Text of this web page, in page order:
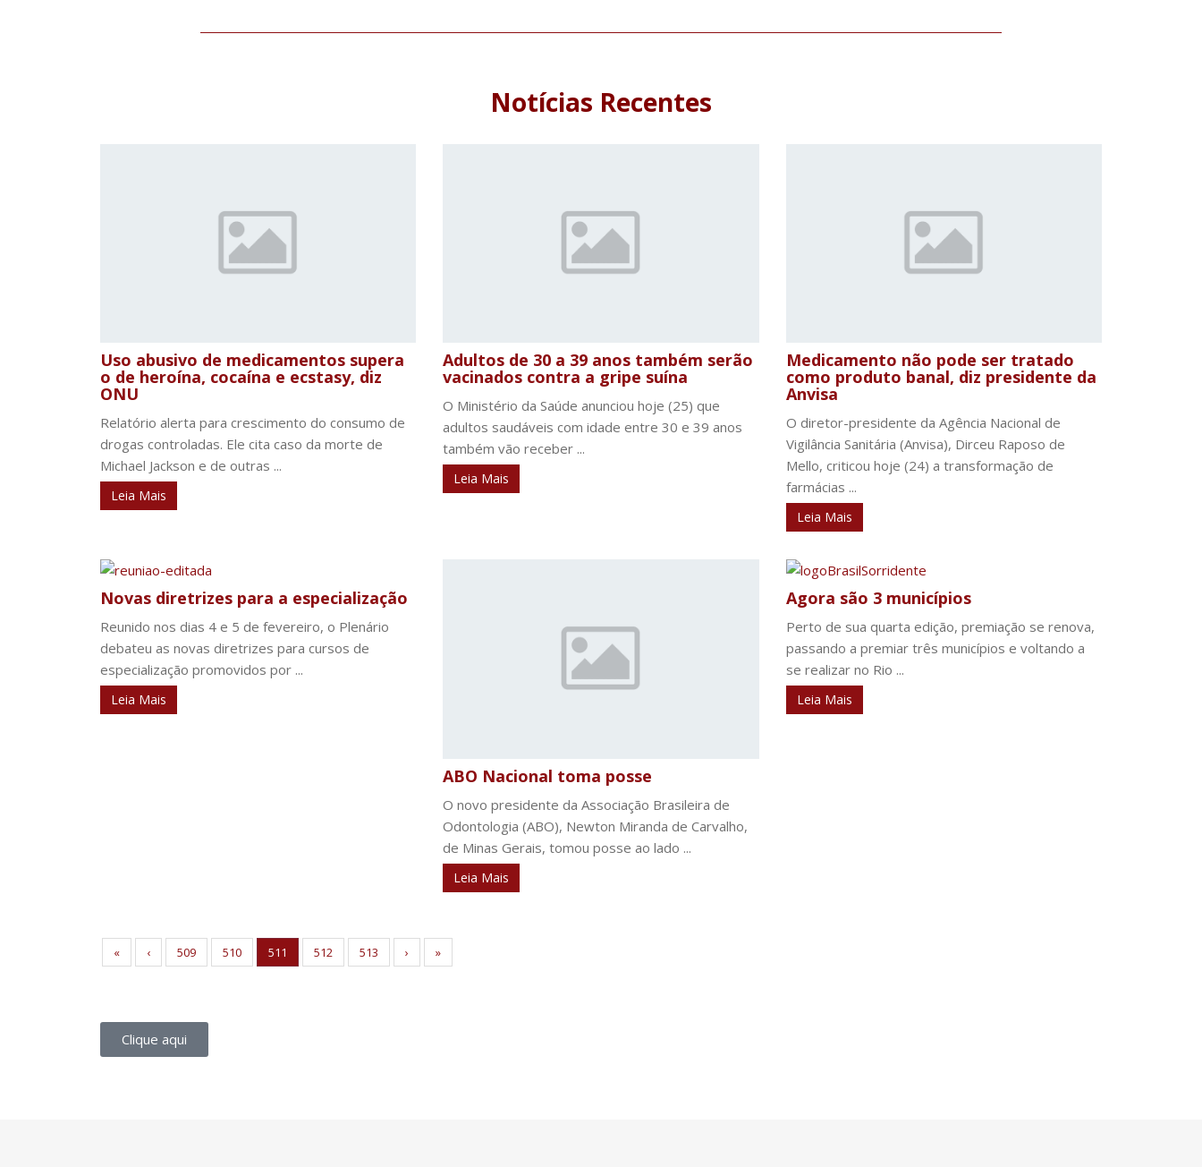
Notícias Recentes
Uso abusivo de medicamentos supera
o de heroína, cocaína e ecstasy, diz
ONU
Relatório alerta para crescimento do consumo de
drogas controladas. Ele cita caso da morte de
Michael Jackson e de outras ...
Leia Mais
Adultos de 30 a 39 anos também serão
vacinados contra a gripe suína
O Ministério da Saúde anunciou hoje (25) que
adultos saudáveis com idade entre 30 e 39 anos
também vão receber ...
Leia Mais
Medicamento não pode ser tratado
como produto banal, diz presidente da
Anvisa
O diretor-presidente da Agência Nacional de
Vigilância Sanitária (Anvisa), Dirceu Raposo de
Mello, criticou hoje (24) a transformação de
farmácias ...
Leia Mais
Novas diretrizes para a especialização
Reunido nos dias 4 e 5 de fevereiro, o Plenário
debateu as novas diretrizes para cursos de
especialização promovidos por ...
Leia Mais
ABO Nacional toma posse
O novo presidente da Associação Brasileira de
Odontologia (ABO), Newton Miranda de Carvalho,
de Minas Gerais, tomou posse ao lado ...
Leia Mais
Agora são 3 municípios
Perto de sua quarta edição, premiação se renova,
passando a premiar três municípios e voltando a
se realizar no Rio ...
Leia Mais
« ‹ 509 510 511 512 513 › »
Clique aqui